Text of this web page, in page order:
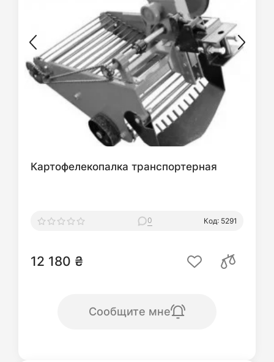
Картофелекопалка транспортерная
0 Код: 5291
12 180 ₴
Сообщите мне